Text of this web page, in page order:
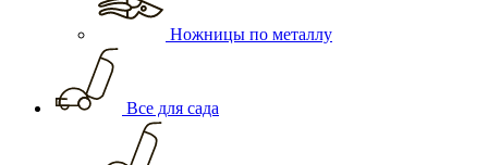
Ножницы по металлу
Все для сада